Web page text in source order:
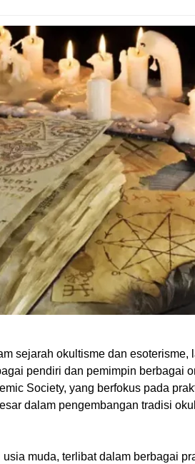
sejarah okultisme dan esoterisme,
pendiri dan pemimpin berbagai
Society, yang berfokus pada
dalam pengembangan tradisi
muda, terlibat dalam berbagai